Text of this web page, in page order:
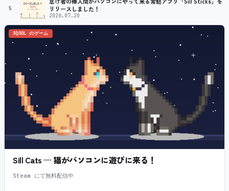
5
リリースしました！
2026.07.20
SQOOL のゲーム
Sill Cats — 猫がパソコンに遊びに来る！
Steam にて無料配信中